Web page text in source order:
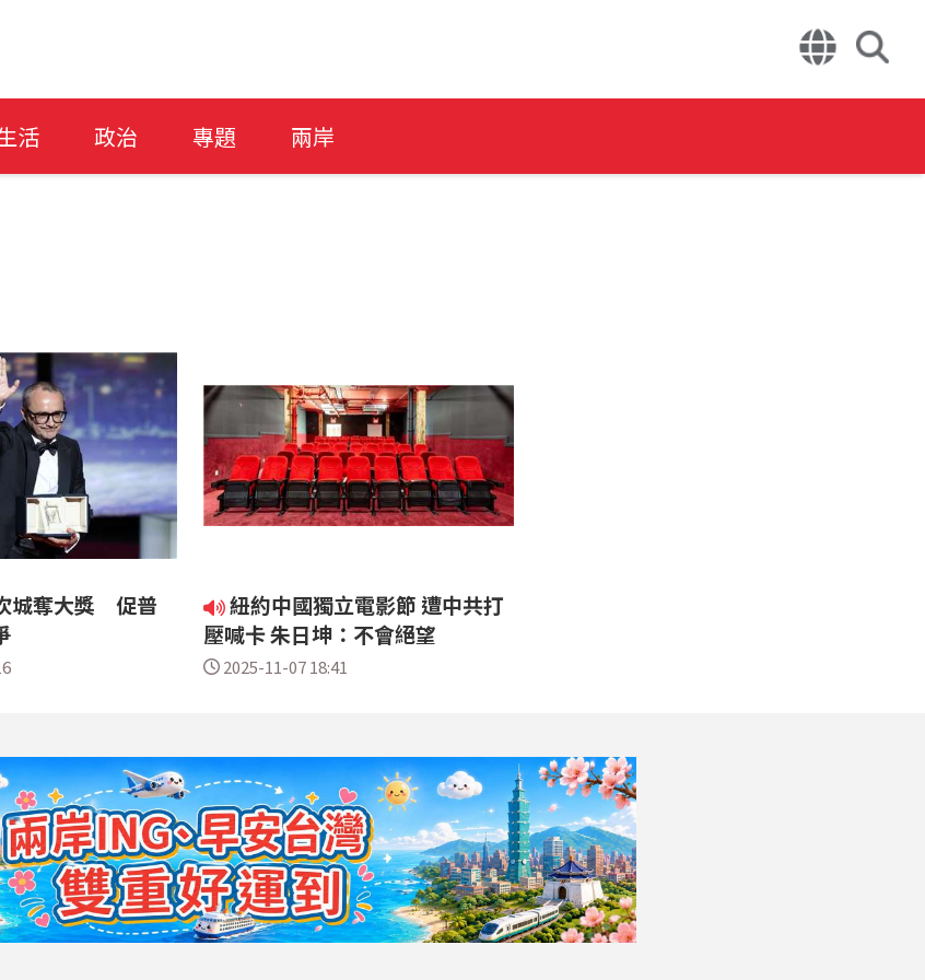
活 政治 專題 兩岸
城奪大獎 促普
紐約中國獨立電影節 遭中共打
壓喊卡 朱日坤：不會絕望
2025-11-07 18:41